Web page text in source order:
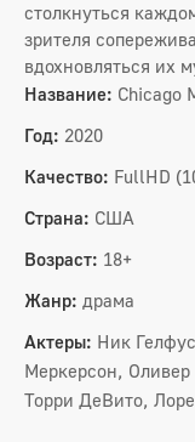
столкнуться
зрителя
вдохновляться их
Название: Chicago
Год: 2020
Качество: FullHD
Страна: США
Возраст: 18+
Жанр: драма
Актеры: Ник
Меркерсон,
Торри ДеВито,